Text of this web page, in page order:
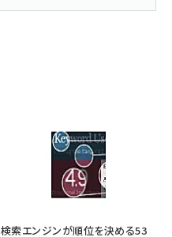
検索エンジンが順位を決める53